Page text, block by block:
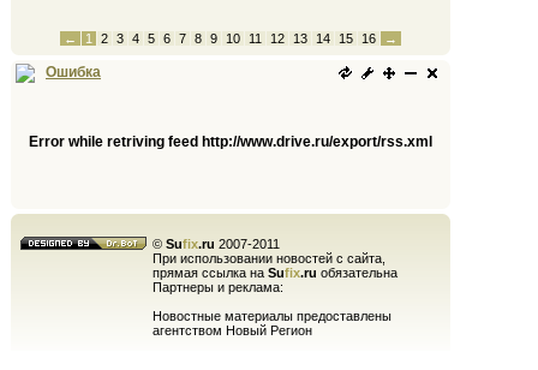
← 1 2 3 4 5 6 7 8 9 10 11 12 13 14 15 16 →
Ошибка
Error while retriving feed http://www.drive.ru/export/rss.xml
© Sufix.ru 2007-2011
При использовании новостей с сайта,
прямая ссылка на Sufix.ru обязательна
Партнеры и реклама:
Новостные материалы предоставлены
агентством Новый Регион